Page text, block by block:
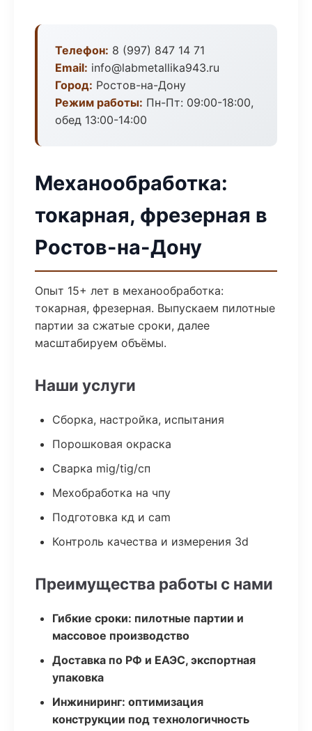
Телефон: 8 (997) 847 14 71
Email: info@labmetallika943.ru
Город: Ростов-на-Дону
Режим работы: Пн-Пт: 09:00-18:00,
обед 13:00-14:00
Механообработка:
токарная, фрезерная в
Ростов-на-Дону
Опыт 15+ лет в механообработка:
токарная, фрезерная. Выпускаем пилотные
партии за сжатые сроки, далее
масштабируем объёмы.
Наши услуги
Сборка, настройка, испытания
Порошковая окраска
Сварка mig/tig/сп
Мехобработка на чпу
Подготовка кд и cam
Контроль качества и измерения 3d
Преимущества работы с нами
Гибкие сроки: пилотные партии и
массовое производство
Доставка по РФ и ЕАЭС, экспортная
упаковка
Инжиниринг: оптимизация
конструкции под технологичность